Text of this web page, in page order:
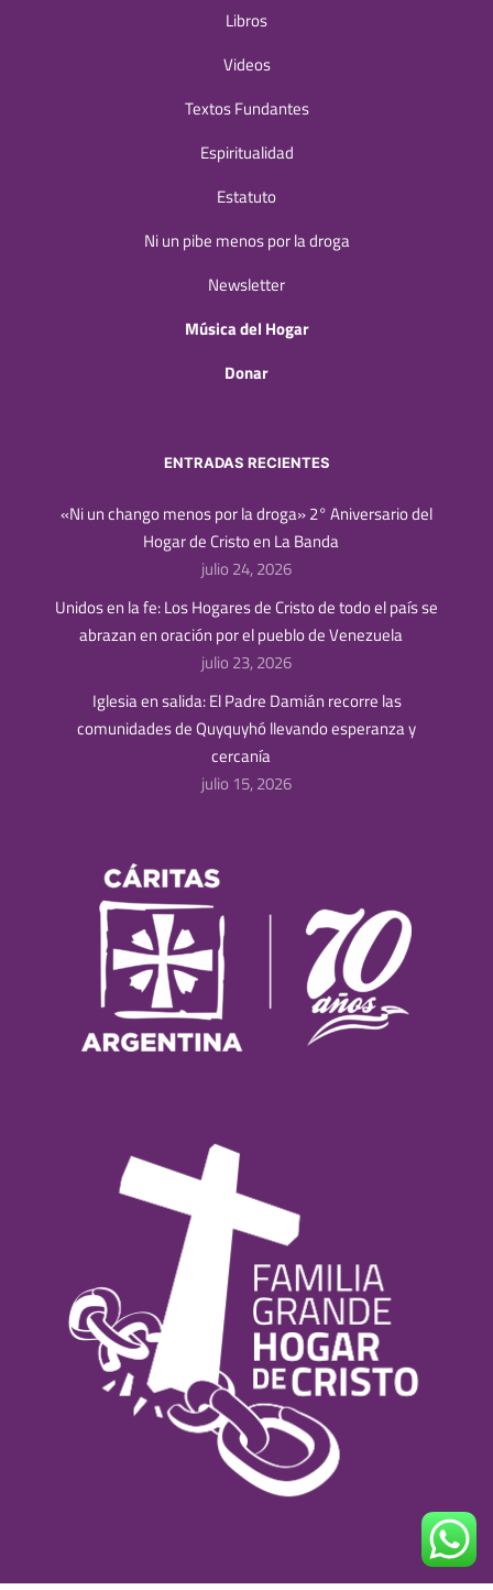
Libros
Videos
Textos Fundantes
Espiritualidad
Estatuto
Ni un pibe menos por la droga
Newsletter
Música del Hogar
Donar
ENTRADAS RECIENTES
«Ni un chango menos por la droga» 2° Aniversario del
Hogar de Cristo en La Banda
julio 24, 2026
Unidos en la fe: Los Hogares de Cristo de todo el país se
abrazan en oración por el pueblo de Venezuela
julio 23, 2026
Iglesia en salida: El Padre Damián recorre las
comunidades de Quyquyhó llevando esperanza y
cercanía
julio 15, 2026